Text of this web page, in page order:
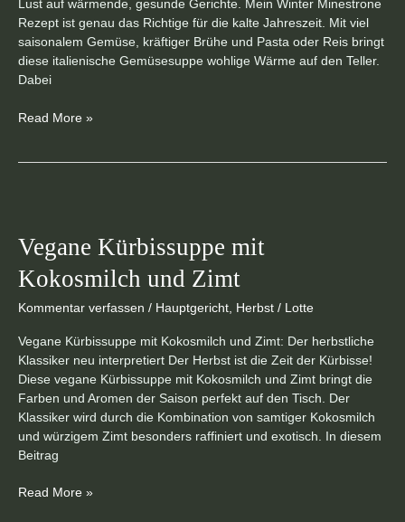
Lust auf wärmende, gesunde Gerichte. Mein Winter Minestrone
Rezept ist genau das Richtige für die kalte Jahreszeit. Mit viel
saisonalem Gemüse, kräftiger Brühe und Pasta oder Reis bringt
diese italienische Gemüsesuppe wohlige Wärme auf den Teller.
Dabei
Read More »
Vegane Kürbissuppe mit
Kokosmilch und Zimt
Kommentar verfassen / Hauptgericht, Herbst / Lotte
Vegane Kürbissuppe mit Kokosmilch und Zimt: Der herbstliche
Klassiker neu interpretiert Der Herbst ist die Zeit der Kürbisse!
Diese vegane Kürbissuppe mit Kokosmilch und Zimt bringt die
Farben und Aromen der Saison perfekt auf den Tisch. Der
Klassiker wird durch die Kombination von samtiger Kokosmilch
und würzigem Zimt besonders raffiniert und exotisch. In diesem
Beitrag
mit
Kokosmilch
und
Read More »